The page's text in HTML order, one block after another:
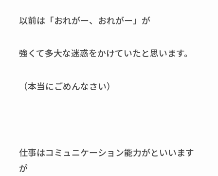
以前は「おれがー、おれがー」が
強くて多大な迷惑をかけていたと思います。
（本当にごめんなさい）
仕事はコミュニケーション能力がといいます
が